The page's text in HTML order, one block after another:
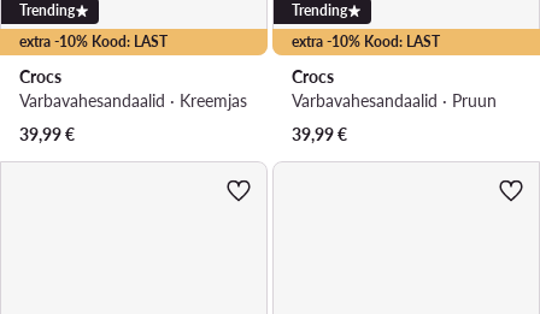
extra -10% Kood: LAST
Trending
Crocs
Varbavahesandaalid · Kreemjas
39,99€
extra -10% Kood: LAST
Trending
Crocs
Varbavahesandaalid · Pruun
39,99€